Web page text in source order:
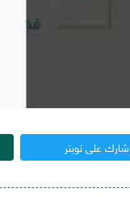
شارك على تويتر